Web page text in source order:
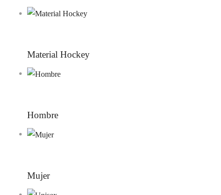
Material Hockey
Hombre
Mujer